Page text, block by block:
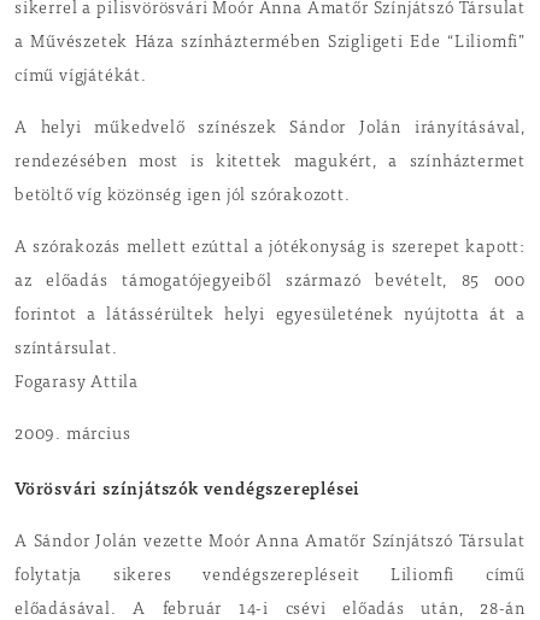
sikerrel a pilisvörösvári Moór Anna Amatőr Színjátszó Társulat
a Művészetek Háza színháztermében Szigligeti Ede “Liliomfi”
című vígjátékát.
A helyi műkedvelő színészek Sándor Jolán irányításával,
rendezésében most is kitettek magukért, a színháztermet
betöltő víg közönség igen jól szórakozott.
A szórakozás mellett ezúttal a jótékonyság is szerepet kapott:
az előadás támogatójegyeiből származó bevételt, 85 000
forintot a látássérültek helyi egyesületének nyújtotta át a
színtársulat.
Fogarasy Attila
2009. március
Vörösvári színjátszók vendégszereplései
A Sándor Jolán vezette Moór Anna Amatőr Színjátszó Társulat
folytatja sikeres vendégszerepléseit Liliomfi című
előadásával. A február 14-i csévi előadás után, 28-án